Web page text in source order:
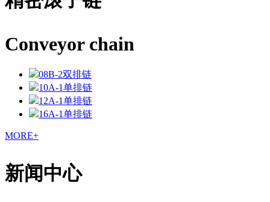
Conveyor chain
08B-2双排链
10A-1单排链
12A-1单排链
16A-1单排链
MORE+
新闻中心